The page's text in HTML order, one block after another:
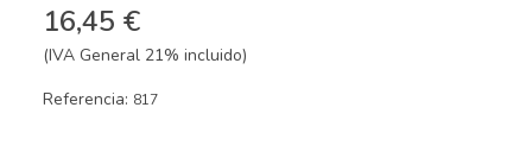
16,45 €
(IVA General 21% incluido)
Referencia: 817